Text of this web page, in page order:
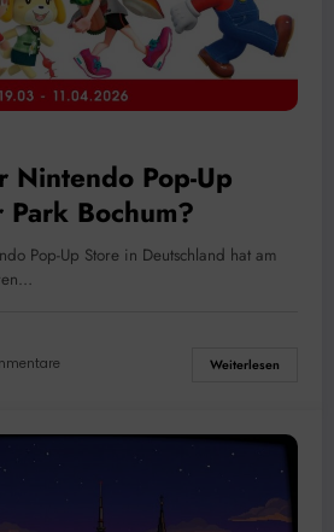
Nintendo Pop-Up
Bochum?
Pop-Up Store in Deutschland hat am
Weiterlesen